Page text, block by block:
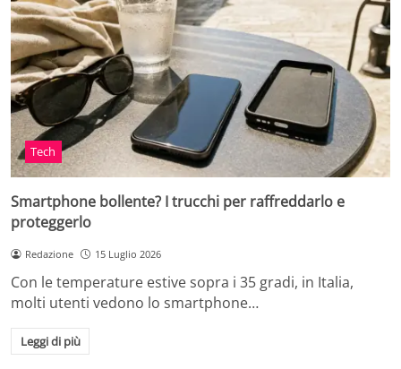
Tech
Smartphone bollente? I trucchi per raffreddarlo e
proteggerlo
Redazione 15 Luglio 2026
Con le temperature estive sopra i 35 gradi, in Italia,
molti utenti vedono lo smartphone…
Leggi di più